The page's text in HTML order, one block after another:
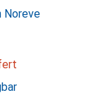
Noreve